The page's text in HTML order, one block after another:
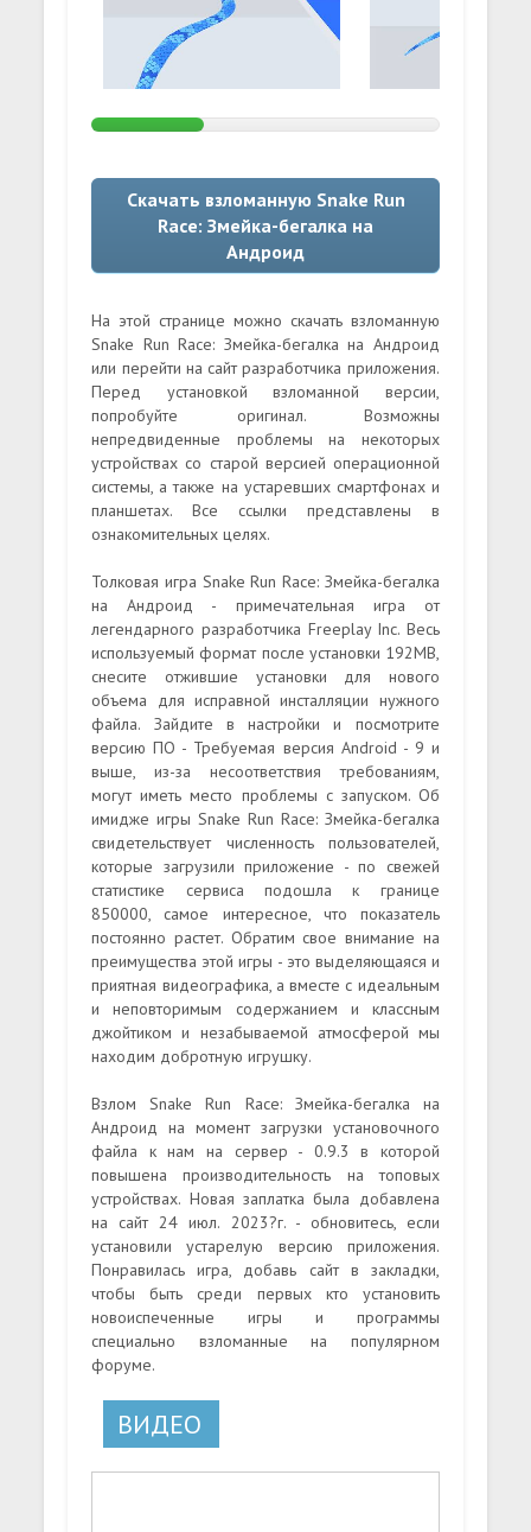
Скачать взломанную Snake Run
Race: Змейка-бегалка на
Андроид
На этой странице можно скачать взломанную
Snake Run Race: Змейка-бегалка на Андроид
или перейти на сайт разработчика приложения.
Перед установкой взломанной версии,
попробуйте оригинал. Возможны
непредвиденные проблемы на некоторых
устройствах со старой версией операционной
системы, а также на устаревших смартфонах и
планшетах. Все ссылки представлены в
ознакомительных целях.
Толковая игра Snake Run Race: Змейка-бегалка
на Андроид - примечательная игра от
легендарного разработчика Freeplay Inc. Весь
используемый формат после установки 192MB,
снесите отжившие установки для нового
объема для исправной инсталляции нужного
файла. Зайдите в настройки и посмотрите
версию ПО - Требуемая версия Android - 9 и
выше, из-за несоответствия требованиям,
могут иметь место проблемы с запуском. Об
имидже игры Snake Run Race: Змейка-бегалка
свидетельствует численность пользователей,
которые загрузили приложение - по свежей
статистике сервиса подошла к границе
850000, самое интересное, что показатель
постоянно растет. Обратим свое внимание на
преимущества этой игры - это выделяющаяся и
приятная видеографика, а вместе с идеальным
и неповторимым содержанием и классным
джойтиком и незабываемой атмосферой мы
находим добротную игрушку.
Взлом Snake Run Race: Змейка-бегалка на
Андроид на момент загрузки установочного
файла к нам на сервер - 0.9.3 в которой
повышена производительность на топовых
устройствах. Новая заплатка была добавлена
на сайт 24 июл. 2023?г. - обновитесь, если
установили устарелую версию приложения.
Понравилась игра, добавь сайт в закладки,
чтобы быть среди первых кто установить
новоиспеченные игры и программы
специально взломанные на популярном
форуме.
ВИДЕО